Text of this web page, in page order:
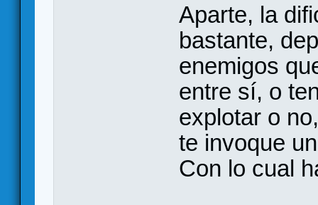
Aparte, la
bastante,
enemigos
entre sí, o
explotar o
te invoque
Con lo cual